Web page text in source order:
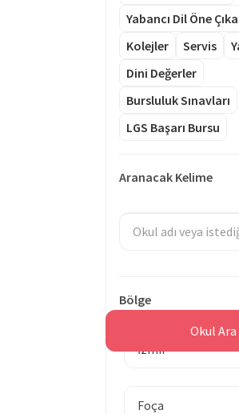
Yabancı Dil Öne
Kolejler
Servis
Dini Değerler
Bursluluk Sınavları
LGS Başarı Bursu
Aranacak Kelime
Bölge
İzmir
Foça
Okul Ara